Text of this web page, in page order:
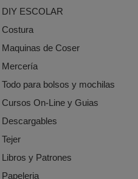
DIY ESCOLAR
Costura
Maquinas de Coser
Mercería
Todo para bolsos y mochilas
Cursos On-Line y Guias
Descargables
Tejer
Libros y Patrones